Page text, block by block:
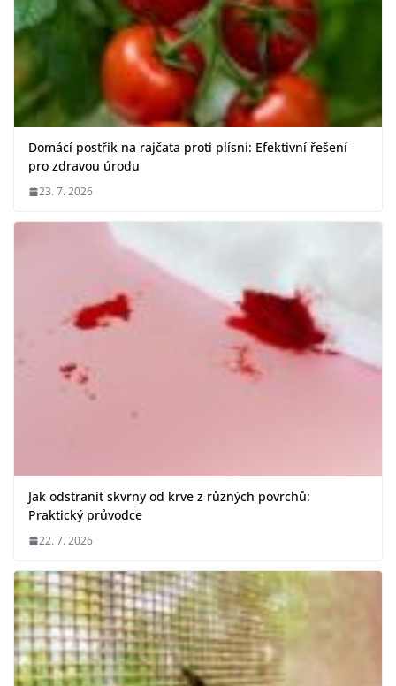
Domácí postřik na rajčata proti plísni: Efektivní řešení
pro zdravou úrodu
23. 7. 2026
Jak odstranit skvrny od krve z různých povrchů:
Praktický průvodce
22. 7. 2026